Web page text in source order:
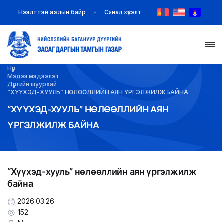
НҮҮР
МЭДЭЭ МЭДЭЭЛЭЛ
ЗАХИРАМЖ ШИЙДВЭР
ИЛ ТОД БАЙДАЛ
Нээлттэй ажлын байр Санал хүсэлт
Нүүр
Мэдээ мэдээлэл
Дүүргийн шуурхай
“ХҮҮХЭД-ХУУЛЬ” НӨЛӨӨЛЛИЙН АЯН ҮРГЭЛЖИЛЖ БАЙНА
“ХҮҮХЭД-ХУУЛЬ” НӨЛӨӨЛЛИЙН АЯН
ҮРГЭЛЖИЛЖ БАЙНА
“Хүүхэд-хууль” нөлөөллийн аян үргэлжилж
байна
2026.03.26
152